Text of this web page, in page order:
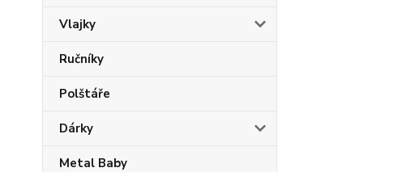
Vlajky
Ručníky
Polštáře
Dárky
Metal Baby